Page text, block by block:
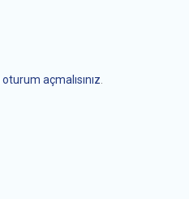
oturum açmalısınız